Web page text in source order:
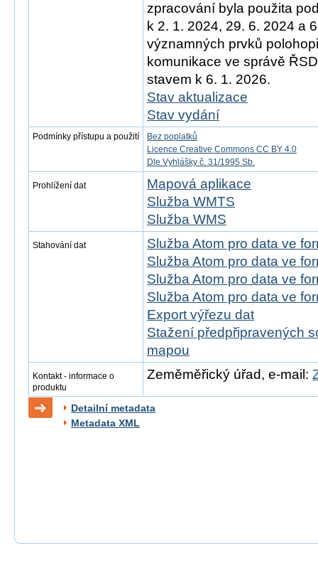
zpracování byla použita
k 2. 1. 2024, 29. 6. 2024 a
významných prvků
komunikace ve správě
stavem k 6. 1. 2026.
Stav aktualizace
Stav vydání
Podmínky přístupu a použití
Bez poplatků
Licence Creative Commons CC BY 4.0
Dle Vyhlášky č. 31/1995 Sb.
Prohlížení dat
Mapová aplikace
Služba WMTS
Služba WMS
Stahování dat
Služba Atom pro data ve
Služba Atom pro data ve
Služba Atom pro data ve
Služba Atom pro data ve
Export výřezu dat
Stažení předpřipravených
mapou
Kontakt - informace o
produktu
Zeměměřický úřad, e-mail:
Detailní metadata
Metadata XML